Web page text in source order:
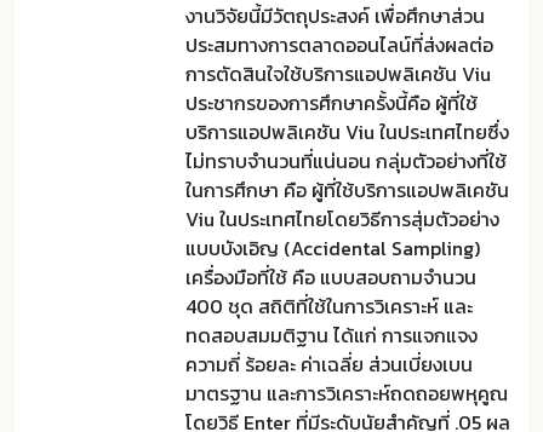
งานวิจัยนี้มีวัตถุประสงค์ เพื่อศึกษาส่วน
ประสมทางการตลาดออนไลน์ที่ส่งผลต่อ
การตัดสินใจใช้บริการแอปพลิเคชัน Viu
ประชากรของการศึกษาครั้งนี้คือ ผู้ที่ใช้
บริการแอปพลิเคชัน Viu ในประเทศไทยซึ่ง
ไม่ทราบจำนวนที่แน่นอน กลุ่มตัวอย่างที่ใช้
ในการศึกษา คือ ผู้ที่ใช้บริการแอปพลิเคชัน
Viu ในประเทศไทยโดยวิธีการสุ่มตัวอย่าง
แบบบังเอิญ (Accidental Sampling)
เครื่องมือที่ใช้ คือ แบบสอบถามจำนวน
400 ชุด สถิติที่ใช้ในการวิเคราะห์ และ
ทดสอบสมมติฐาน ได้แก่ การแจกแจง
ความถี่ ร้อยละ ค่าเฉลี่ย ส่วนเบี่ยงเบน
มาตรฐาน และการวิเคราะห์ถดถอยพหุคูณ
โดยวิธี Enter ที่มีระดับนัยสำคัญที่ .05 ผล